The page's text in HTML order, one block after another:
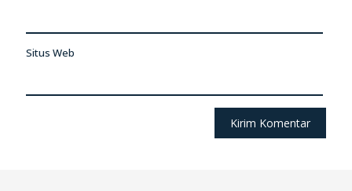
Situs Web